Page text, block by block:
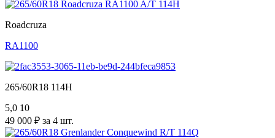
Roadcruza
RA1100
265/60R18 114H
5,0 10
49 000 ₽ за 4 шт.